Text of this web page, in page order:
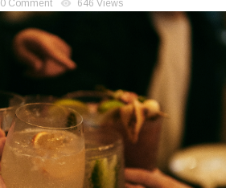
0 Comment visibility 646 Views